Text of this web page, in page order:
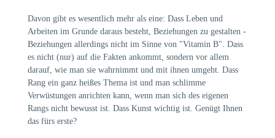
Davon gibt es wesentlich mehr als eine: Dass Leben und
Arbeiten im Grunde daraus besteht, Beziehungen zu gestalten -
Beziehungen allerdings nicht im Sinne von "Vitamin B". Dass
es nicht (nur) auf die Fakten ankommt, sondern vor allem
darauf, wie man sie wahrnimmt und mit ihnen umgeht. Dass
Rang ein ganz heißes Thema ist und man schlimme
Verwüstungen anrichten kann, wenn man sich des eigenen
Rangs nicht bewusst ist. Dass Kunst wichtig ist. Genügt Ihnen
das fürs erste?